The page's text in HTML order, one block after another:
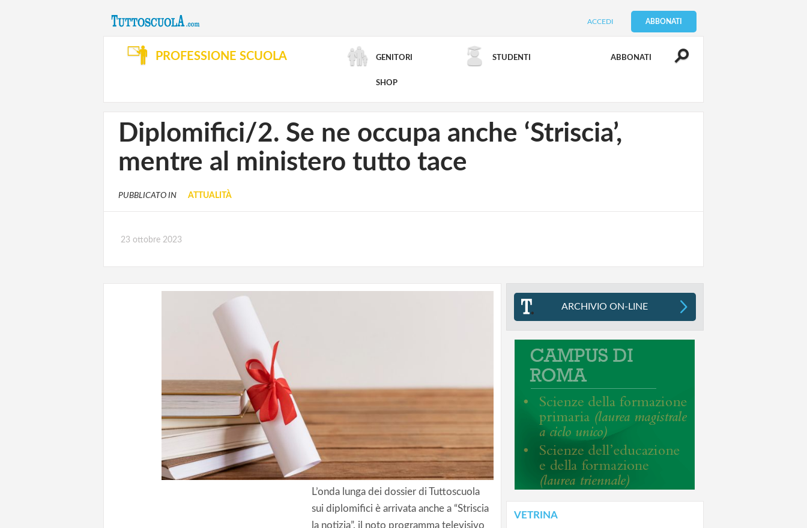
ACCEDI ABBONATI
PROFESSIONE SCUOLA GENITORI STUDENTI ABBONATI
SHOP
RICERCA AVANZATA
Diplomifici/2. Se ne occupa anche ‘Striscia’,
mentre al ministero tutto tace
PUBBLICATO IN ATTUALITÀ
23 ottobre 2023
L’onda lunga dei dossier di Tuttoscuola
sui diplomifici è arrivata anche a “Striscia
la notizia”, il noto programma televisivo
ARCHIVIO ON-LINE
VETRINA